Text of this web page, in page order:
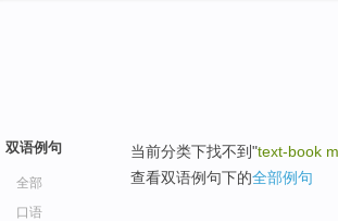
双语例句
全部
口语
当前分类下找不到"text-book
查看双语例句下的全部例句